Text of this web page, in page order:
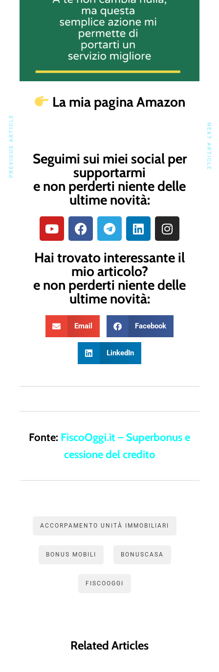
La mia pagina Amazon
Seguimi sui miei social per
supportarmi
e non perderti niente delle
ultime novità:
Hai trovato interessante il
mio articolo?
e non perderti niente delle
ultime novità:
Email Facebook
LinkedIn
Fonte: FiscoOggi.it – Superbonus e
cessione del credito
ACCORPAMENTO UNITÀ IMMOBILIARI
BONUS MOBILI BONUSCASA
FISCOOGGI
Related Articles
PREVIOUS ARTICLE NEXT ARTICLE